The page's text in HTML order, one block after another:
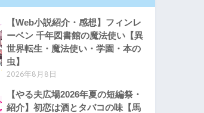
【Web小説紹介・感想】フィンレ
ーベン 千年図書館の魔法使い【異
世界転生・魔法使い・学園・本の
虫】
2026年8月8日
【やる夫広場2026年夏の短編祭・
紹介】初恋は酒とタバコの味【馬